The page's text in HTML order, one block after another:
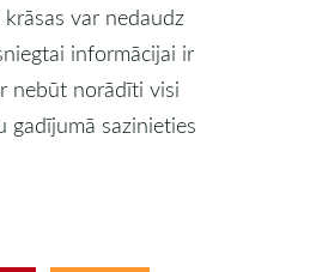
var nedaudz
informācijai ir
nebūt norādīti visi
gadījumā sazinieties